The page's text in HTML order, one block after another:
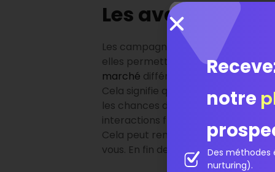
Les avantages
Les campagnes multicanales
elles permettent d’améliorer la
marché différents et maximiser
Cela signifie que même si un
les chances d’engagement. De
interactions fluides et cohérentes
Cela peut renforcer la fidélité à la
vous. En fin de compte, cela peut
notre
Des méthodes
nurturing).